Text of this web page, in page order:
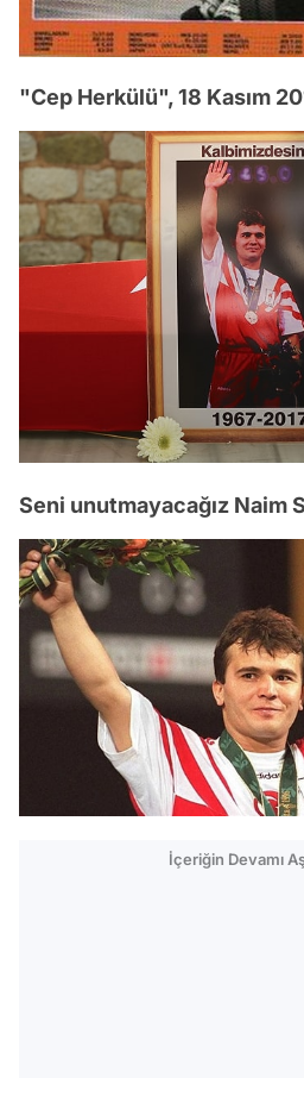
"Cep Herkülü", 18 Kasım
Seni unutmayacağız Naim
İçeriğin Devamı